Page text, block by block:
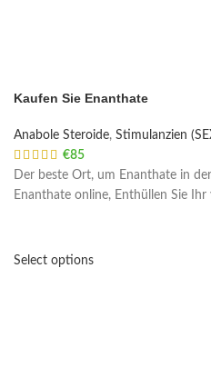
Kaufen Sie Enanthate
Anabole Steroide, Stimulanzien
€85
Der beste Ort, um Enanthate in
Enanthate online, Enthüllen Sie
Select options